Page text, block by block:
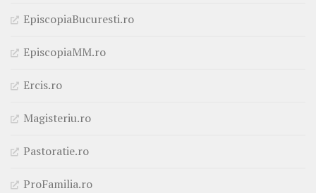
EpiscopiaBucuresti.ro
EpiscopiaMM.ro
Ercis.ro
Magisteriu.ro
Pastoratie.ro
ProFamilia.ro